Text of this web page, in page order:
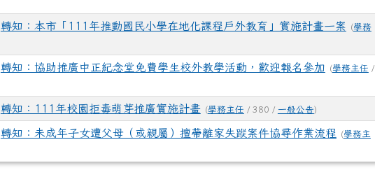
轉知：本市「111年推動國民小學在地化課程戶外教育」實施計畫一案 (學務
轉知：協助推廣中正紀念堂免費學生校外教學活動，歡迎報名參加 (學務主任 /
轉知：111年校園拒毒萌芽推廣實施計畫 (學務主任 / 380 / 一般公告)
轉知：未成年子女遭父母（或親屬）擅帶離家失蹤案件協尋作業流程 (學務主